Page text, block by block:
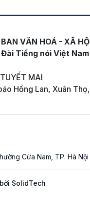
BAN VĂN HOÁ - XÃ
Đài Tiếng nói Việt Nam
MAI
Hồng Lan, Xuân
Cửa Nam, TP. Hà Nội
SolidTech